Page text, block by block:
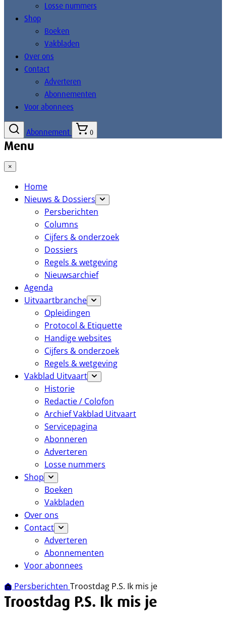
Losse nummers
Shop
Boeken
Vakbladen
Over ons
Contact
Adverteren
Abonnementen
Voor abonnees
Abonnement 0
Menu
×
Home
Nieuws & Dossiers
Persberichten
Columns
Cijfers & onderzoek
Dossiers
Regels & wetgeving
Nieuwsarchief
Agenda
Uitvaartbranche
Opleidingen
Protocol & Etiquette
Handige websites
Cijfers & onderzoek
Regels & wetgeving
Vakblad Uitvaart
Historie
Redactie / Colofon
Archief Vakblad Uitvaart
Servicepagina
Abonneren
Adverteren
Losse nummers
Shop
Boeken
Vakbladen
Over ons
Contact
Adverteren
Abonnementen
Voor abonnees
Persberichten Troostdag P.S. Ik mis je
Troostdag P.S. Ik mis je